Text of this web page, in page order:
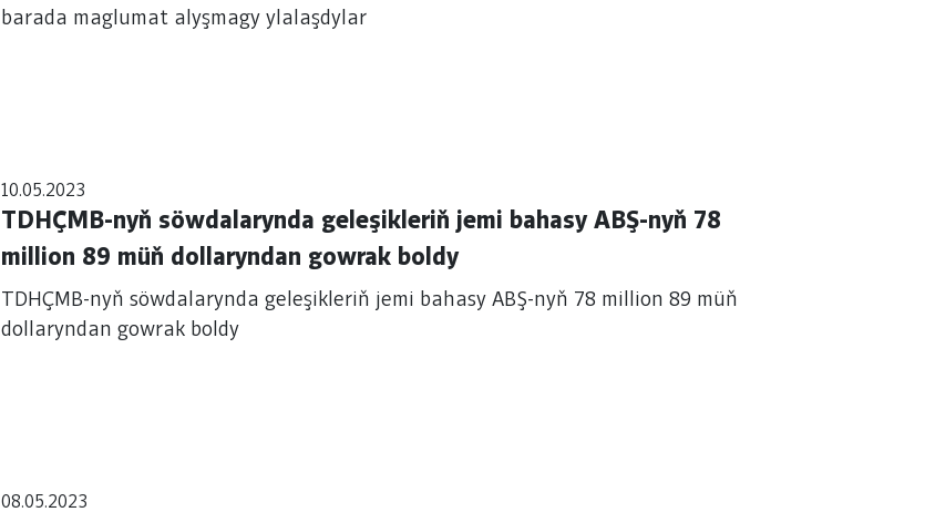
barada maglumat alyşmagy ylalaşdylar
10.05.2023
TDHÇMB-nyň söwdalarynda geleşikleriň jemi bahasy ABŞ-nyň 78
million 89 müň dollaryndan gowrak boldy
TDHÇMB-nyň söwdalarynda geleşikleriň jemi bahasy ABŞ-nyň 78 million 89 müň
dollaryndan gowrak boldy
08.05.2023